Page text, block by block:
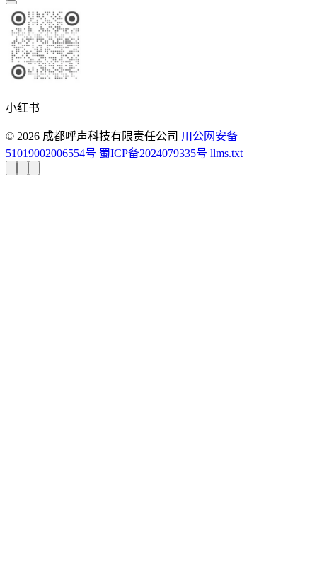
小红书
© 2026 成都呼声科技有限责任公司 川公网安备
51019002006554号 蜀ICP备2024079335号 llms.txt